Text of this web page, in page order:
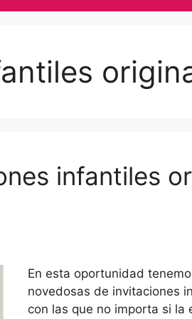
infantiles
En esta oportunidad
novedosas de invitaciones
con las que no importa si la